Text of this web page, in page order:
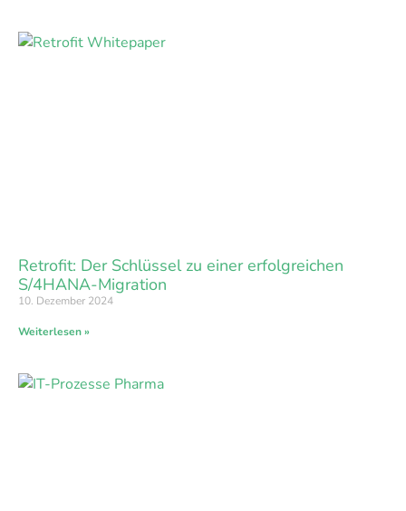
Retrofit: Der Schlüssel zu einer erfolgreichen
S/4HANA-Migration
10. Dezember 2024
Weiterlesen »